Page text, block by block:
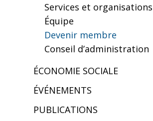
Services et
Équipe
Devenir membre
Conseil d’administration
ÉCONOMIE SOCIALE
ÉVÉNEMENTS
PUBLICATIONS